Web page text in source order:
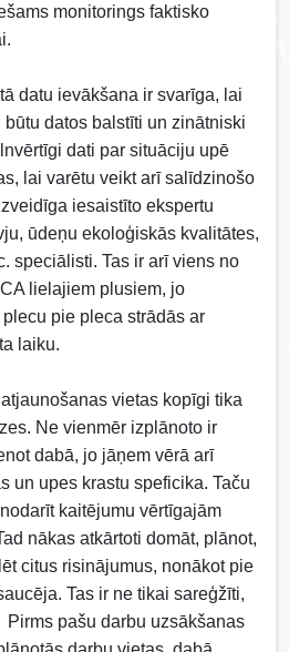
monitorings faktisko
datu ievākšana ir svarīga, lai
datos balstīti un zinātniski
dati par situāciju upē
lai varētu veikt arī salīdzinošo
iesaistīto ekspertu
ūdeņu ekoloģiskās kvalitātes,
speciālisti. Tas ir arī viens no
lielajiem plusiem, jo
pie pleca strādās ar
laiku.
vietas kopīgi tika
Ne vienmēr izplānoto ir
dabā, jo jāņem vērā arī
un upes krastu speficika. Taču
kaitējumu vērtīgajām
nākas atkārtoti domāt, plānot,
citus risinājumus, nonākot pie
Tas ir ne tikai sareģžīti,
pašu darbu uzsākšanas